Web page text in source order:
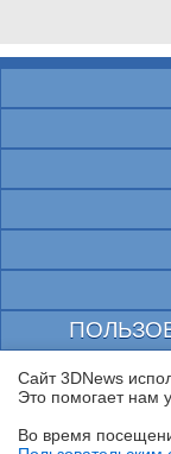
© 1997—2026
выдано Федеральной
Сайт 3DNews
Это помогает нам
Во время